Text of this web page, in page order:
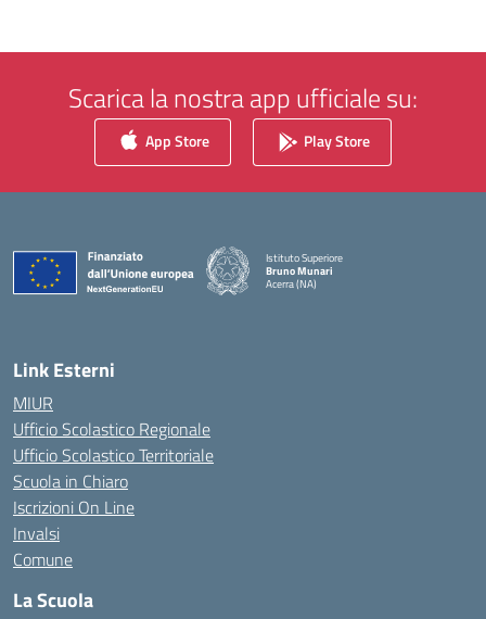
Scarica la nostra app ufficiale su:
App Store Play Store
Istituto Superiore
Bruno Munari
Acerra (NA)
Link Esterni
MIUR
Ufficio Scolastico Regionale
Ufficio Scolastico Territoriale
Scuola in Chiaro
Iscrizioni On Line
Invalsi
Comune
La Scuola